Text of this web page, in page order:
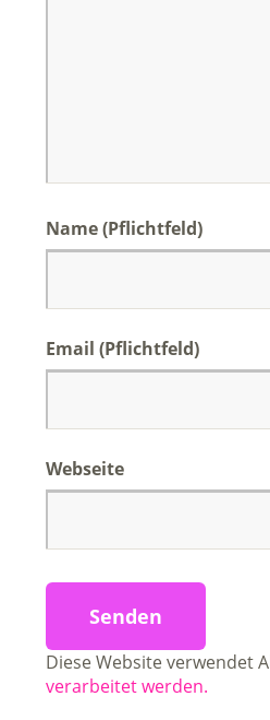
Name (Pflichtfeld)
Email (Pflichtfeld)
Webseite
Diese Website verwendet
verarbeitet werden.